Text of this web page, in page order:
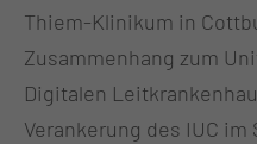
Thiem-Klinikum in
Zusammenhang zum
Digitalen
Verankerung des IUC